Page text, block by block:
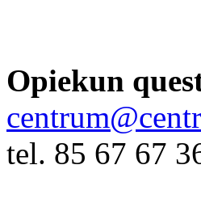
Opiekun
tel. 85 67 67